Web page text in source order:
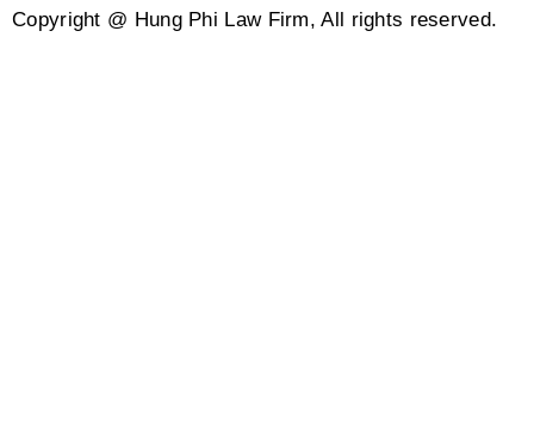
Copyright @ Hung Phi Law Firm, All rights reserved.